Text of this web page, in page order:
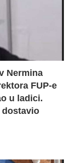
Nermina
FUP-e
u ladici.
dostavio